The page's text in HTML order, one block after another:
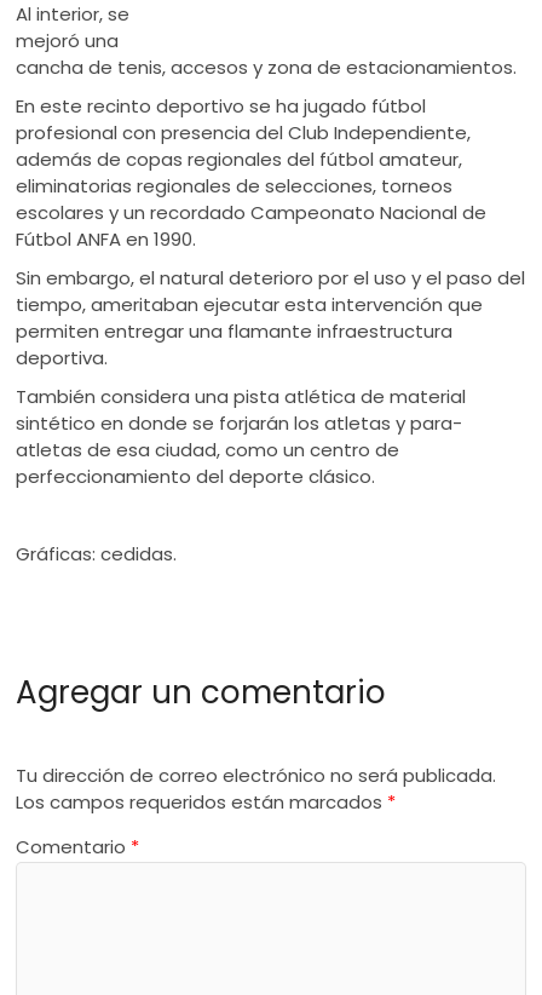
Al interior, se
mejoró una
cancha de tenis, accesos y zona de estacionamientos.
En este recinto deportivo se ha jugado fútbol
profesional con presencia del Club Independiente,
además de copas regionales del fútbol amateur,
eliminatorias regionales de selecciones, torneos
escolares y un recordado Campeonato Nacional de
Fútbol ANFA en 1990.
Sin embargo, el natural deterioro por el uso y el paso del
tiempo, ameritaban ejecutar esta intervención que
permiten entregar una flamante infraestructura
deportiva.
También considera una pista atlética de material
sintético en donde se forjarán los atletas y para-
atletas de esa ciudad, como un centro de
perfeccionamiento del deporte clásico.
Gráficas: cedidas.
Agregar un comentario
Tu dirección de correo electrónico no será publicada.
Los campos requeridos están marcados *
Comentario *